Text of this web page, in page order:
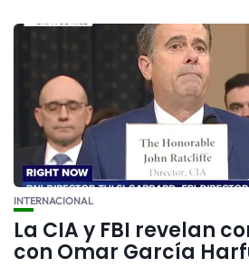
INTERNACIONAL
La CIA y FBI revelan
con Omar García